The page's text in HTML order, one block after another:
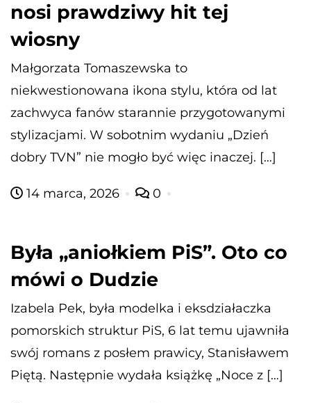
nosi prawdziwy hit tej
wiosny
Małgorzata Tomaszewska to
niekwestionowana ikona stylu, która od lat
zachwyca fanów starannie przygotowanymi
stylizacjami. W sobotnim wydaniu „Dzień
dobry TVN” nie mogło być więc inaczej. […]
14 marca, 2026 0
Była „aniołkiem PiS”. Oto co
mówi o Dudzie
Izabela Pek, była modelka i eksdziałaczka
pomorskich struktur PiS, 6 lat temu ujawniła
swój romans z posłem prawicy, Stanisławem
Piętą. Następnie wydała książkę „Noce z […]